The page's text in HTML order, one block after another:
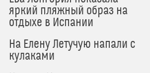
яркий пляжный образ на
отдыхе в Испании
На Елену Летучую напали с
кулаками